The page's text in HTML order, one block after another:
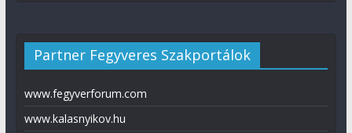
Partner Fegyveres Szakportálok
www.fegyverforum.com
www.kalasnyikov.hu